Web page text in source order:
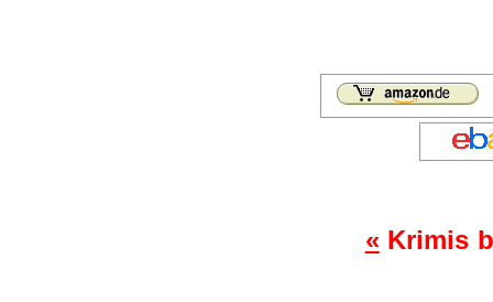
«Krimis